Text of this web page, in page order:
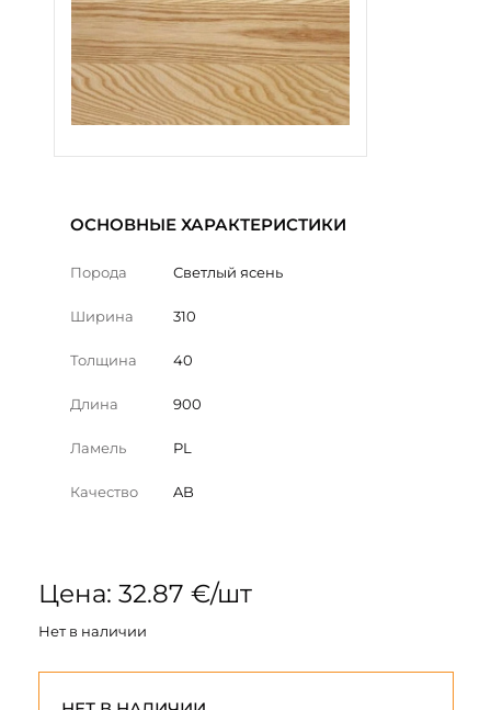
ОСНОВНЫЕ ХАРАКТЕРИСТИКИ
Порода Светлый ясень
Ширина 310
Толщина 40
Длина 900
Ламель PL
Качество AB
Цена: 32.87 €/шт
Нет в наличии